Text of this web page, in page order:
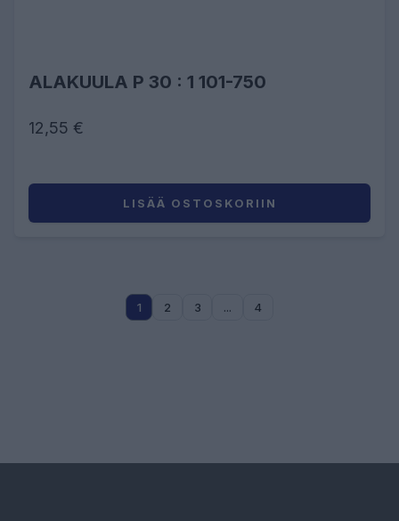
ALAKUULA P 30 : 1 101-750
12,55 €
LISÄÄ OSTOSKORIIN
1 2 3 ... 4